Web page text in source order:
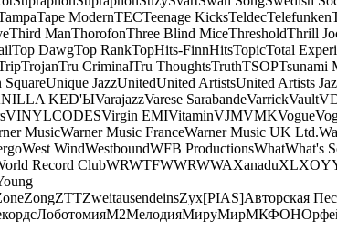
Tape ModernTECTeenage KicksTeldecTelefunken
Third ManThorofonThree Blind MiceThresholdThrill
Top DawgTop RankTopHits-FinnHitsTopicTotal
TrojanTru CriminalTru ThoughtsTruthTSOPTsunami
SquareUnique JazzUnitedUnited ArtistsUnited Artists
KED'ЫVarajazzVarese SarabandeVarrickVault
VINYLCODESVirgin EMIVitaminVJMVMKVogue
MusicWarner Music FranceWarner Music UK Ltd.
West WindWestboundWFB ProductionsWhatWhat's
Record ClubWRWTFWWRWWAXanaduXLXOY
ZongZTTZweitausendeinsZyx[PIAS]Авторская
ЛоботомияМ2МелодияМируМирМКФОН